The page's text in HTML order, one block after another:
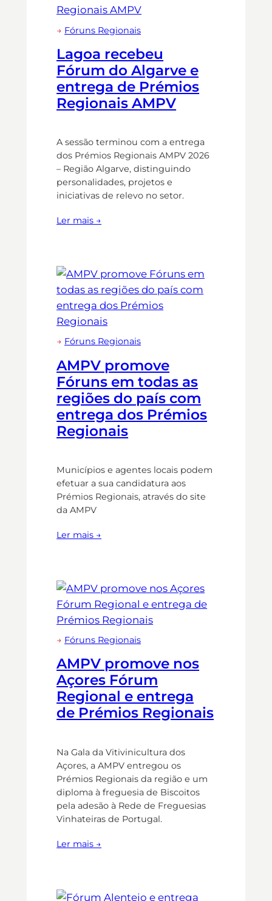
→ Fóruns Regionais
Lagoa recebeu
Fórum do Algarve e
entrega de Prémios
Regionais AMPV
A sessão terminou com a entrega
dos Prémios Regionais AMPV 2026
– Região Algarve, distinguindo
personalidades, projetos e
iniciativas de relevo no setor.
Ler mais →
→ Fóruns Regionais
AMPV promove
Fóruns em todas as
regiões do país com
entrega dos Prémios
Regionais
Municípios e agentes locais podem
efetuar a sua candidatura aos
Prémios Regionais, através do site
da AMPV
Ler mais →
→ Fóruns Regionais
AMPV promove nos
Açores Fórum
Regional e entrega
de Prémios Regionais
Na Gala da Vitivinicultura dos
Açores, a AMPV entregou os
Prémios Regionais da região e um
diploma à freguesia de Biscoitos
pela adesão à Rede de Freguesias
Vinhateiras de Portugal.
Ler mais →